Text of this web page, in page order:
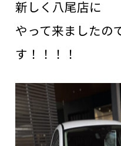
新しく八尾店に
やって来ましたの
す！！！！